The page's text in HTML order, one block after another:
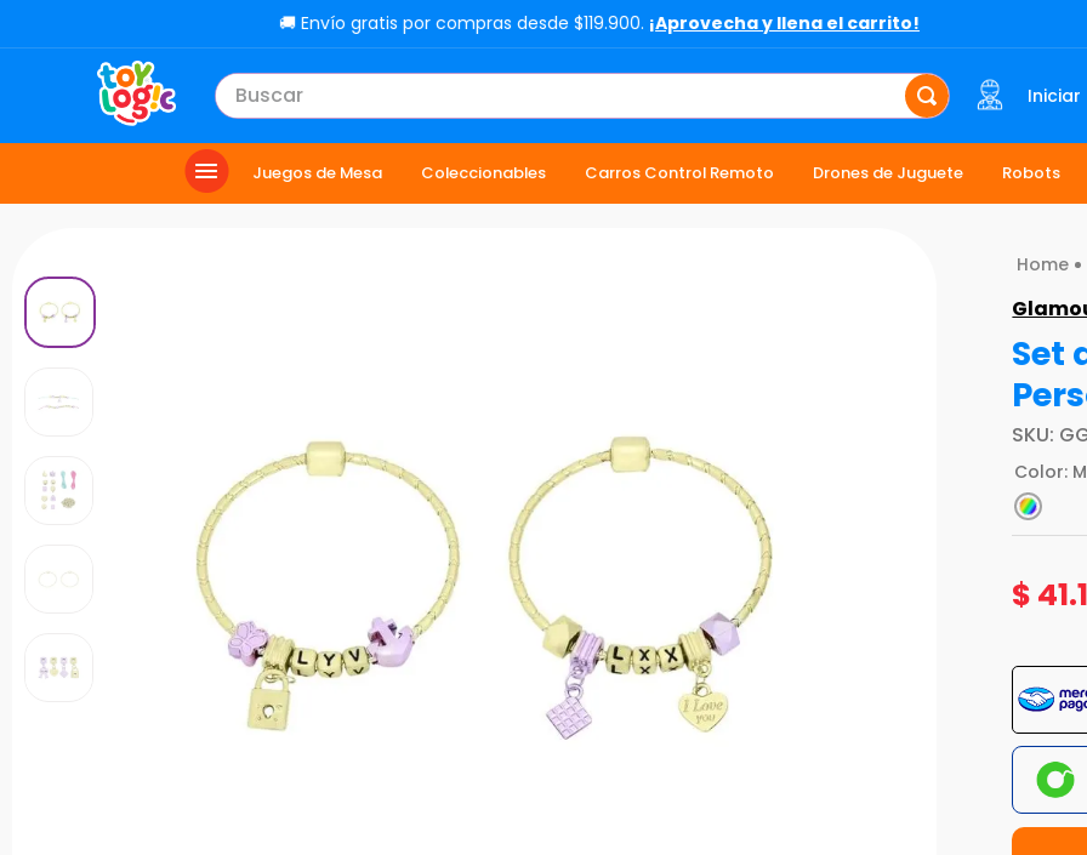
🚚 Envío gratis por compras desde $119.900. ¡Aprovecha y llena el carrito!
Buscar Iniciar
Juegos de Mesa Coleccionables Carros Control Remoto Drones de Juguete Robots
Set
SKU:
Color:
$ 41.
TÉRMINOS MÁS BUSCADOS
toy story
muñecas
chef
bloques